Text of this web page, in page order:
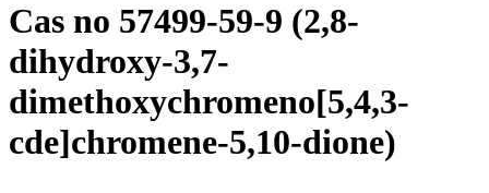
Cas no 57499-59-9 (2,8-
dihydroxy-3,7-
dimethoxychromeno[5,4,3-
cde]chromene-5,10-dione)